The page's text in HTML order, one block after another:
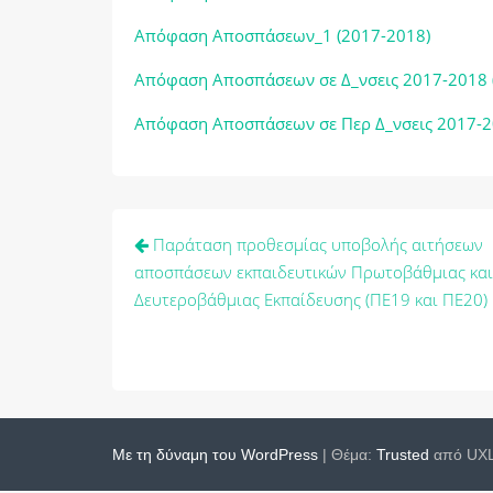
Απόφαση Αποσπάσεων_1 (2017-2018)
Απόφαση Αποσπάσεων σε Δ_νσεις 2017-2018
Απόφαση Αποσπάσεων σε Περ Δ_νσεις 2017-
Πλοήγηση
άρθρων
Παράταση προθεσμίας υποβολής αιτήσεων
αποσπάσεων εκπαιδευτικών Πρωτοβάθμιας και
Δευτεροβάθμιας Εκπαίδευσης (ΠΕ19 και ΠΕ20)
Με τη δύναμη του WordPress | Θέμα: Trusted από